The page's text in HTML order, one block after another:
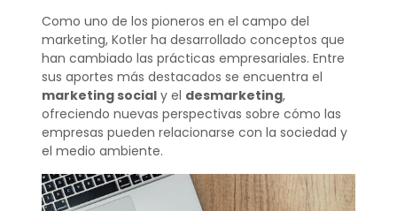
Como uno de los pioneros en el campo del
marketing, Kotler ha desarrollado conceptos que
han cambiado las prácticas empresariales. Entre
sus aportes más destacados se encuentra el
marketing socialy el desmarketing,
ofreciendo nuevas perspectivas sobre cómo las
empresas pueden relacionarse con la sociedad y
el medio ambiente.